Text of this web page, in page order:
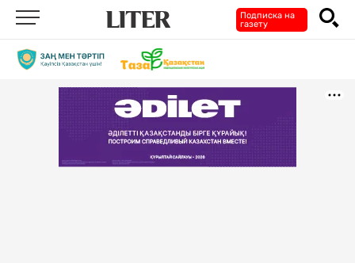
Подписка на
газету